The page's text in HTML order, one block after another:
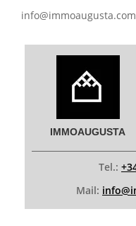
IMMOAUGUSTA
Tel.:
Mail: